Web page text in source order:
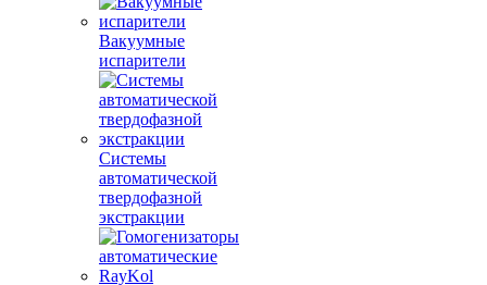
Вакуумные
испарители
Системы
автоматической
твердофазной
экстракции